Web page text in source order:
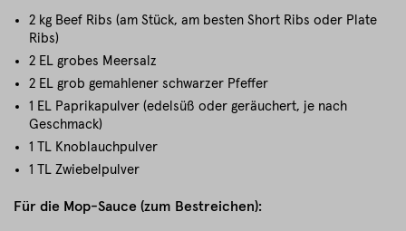
2 kg Beef Ribs (am Stück, am besten Short Ribs oder Plate
Ribs)
2 EL grobes Meersalz
2 EL grob gemahlener schwarzer Pfeffer
1 EL Paprikapulver (edelsüß oder geräuchert, je nach
Geschmack)
1 TL Knoblauchpulver
1 TL Zwiebelpulver
Für die Mop-Sauce (zum Bestreichen):